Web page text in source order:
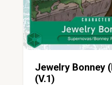
Jewelry Bonney
(V.1)